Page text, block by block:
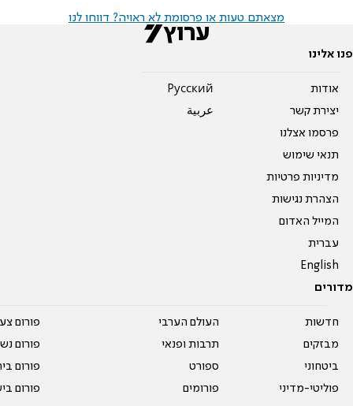
מצאתם טעות או פרסומת לא ראויה? דווחו לנו
פנו אלינו
אודות
יצירת קשר
פרסמו אצלנו
תנאי שימוש
מדיניות פרטיות
הצהרת נגישות
המייל האדום
עברית
English
Pусский
عربية
מדורים
חדשות
מבזקים
ביטחוני
פוליטי-מדיני
העולם הערבי
תרבות ופנאי
ספורט
פורומים
פורום
פורום
פורום
פורום